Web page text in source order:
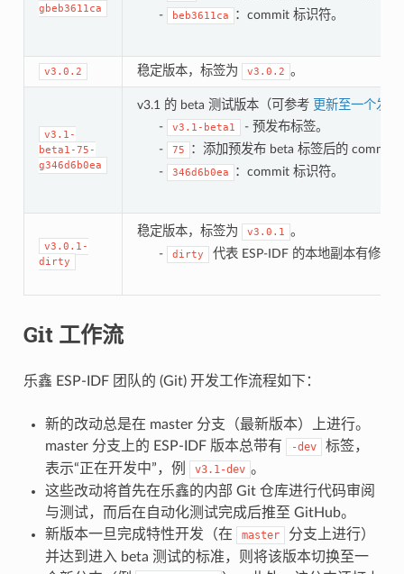
gbeb3611ca
-
beb3611ca ：commit 标识符。
v3.0.2 稳定版本，标签为 v3.0.2 。
v3.1-
beta1-75-
g346d6b0ea
v3.1 的 beta 测试版本（可参考 更新至一个发
-
v3.1-beta1
- 预发布标签。
-
75
：添加预发布 beta 标签后的 commit
-
346d6b0ea ：commit 标识符。
v3.0.1-
dirty
稳定版本，标签为 v3.0.1 。
-
dirty 代表 ESP-IDF 的本地副本有修改
Git 工作流
乐鑫 ESP-IDF 团队的 (Git) 开发工作流程如下：
新的改动总是在 master 分支（最新版本）上进行。
master 分支上的 ESP-IDF 版本总带有
-dev
标签，
表示“正在开发中”，例
v3.1-dev 。
这些改动将首先在乐鑫的内部 Git 仓库进行代码审阅
与测试，而后在自动化测试完成后推至 GitHub。
新版本一旦完成特性开发（在
master
分支上进行）
并达到进入 beta 测试的标准，则将该版本切换至一